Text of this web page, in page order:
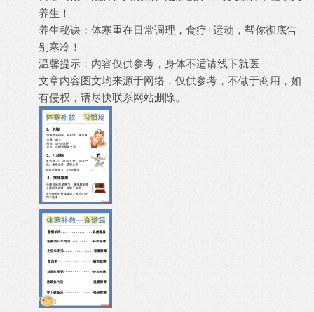
养生！
养生秘诀：体寒重在日常调理，食疗+运动，帮你彻底告
别寒冷！
温馨提示：内容仅供参考，身体不适请线下就医
文章内容图文均来源于网络，仅供参考，不做于商用，如
有侵权，请尽快联系网站删除。